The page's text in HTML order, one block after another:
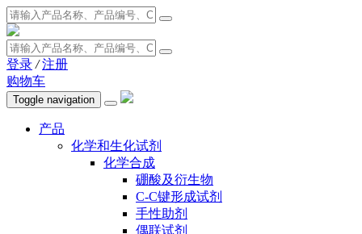
登录 / 注册
购物车
Toggle navigation
产品
化学和生化试剂
化学合成
硼酸及衍生物
C-C键形成试剂
手性助剂
偶联试剂